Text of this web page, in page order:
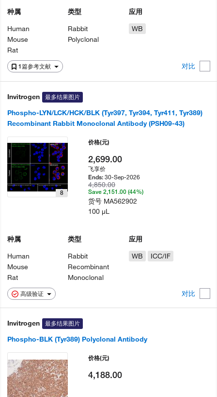
1篇参考文献 对比
种属
Human
Mouse
Rat
类型
Rabbit
Polyclonal
应用
WB
Invitrogen 最多结果图片
Phospho-LYN/LCK/HCK/BLK (Tyr397, Tyr394, Tyr411, Tyr389)
Recombinant Rabbit Monoclonal Antibody (PSH09-43)
高级验证 对比
8
种属
Human
Mouse
Rat
类型
Rabbit
Recombinant
Monoclonal
应用
WB
ICC/IF
价格(元)
2,699.00
飞享价
Ends:30-Sep-2026
4,850.00
Save 2,151.00 (44%)
货号 MA562902
100 µL
Invitrogen 最多结果图片
Phospho-BLK (Tyr389) Polyclonal Antibody
价格(元)
4,188.00